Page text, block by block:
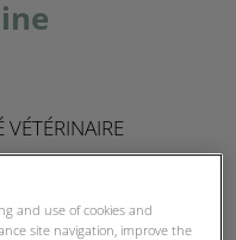
VÉTÉRINAIRE
and use of cookies and
site navigation, improve the